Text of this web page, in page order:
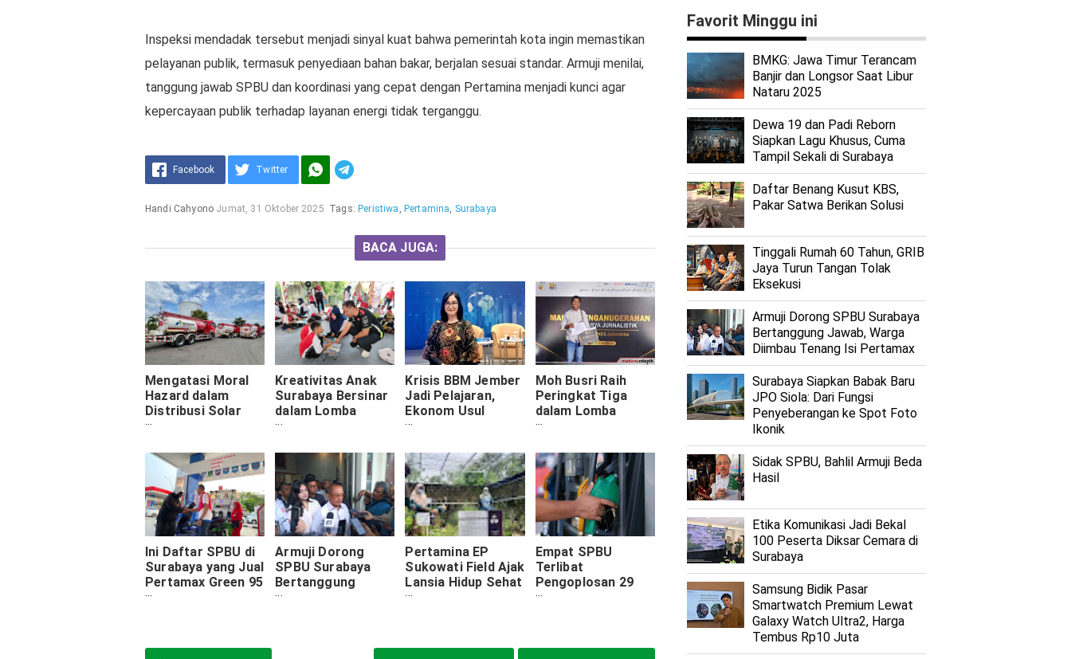
Inspeksi mendadak tersebut menjadi sinyal kuat bahwa pemerintah kota ingin memastikan
pelayanan publik, termasuk penyediaan bahan bakar, berjalan sesuai standar. Armuji menilai,
tanggung jawab SPBU dan koordinasi yang cepat dengan Pertamina menjadi kunci agar
kepercayaan publik terhadap layanan energi tidak terganggu.
Facebook Twitter
Handi Cahyono Jumat, 31 Oktober 2025 Tags: Peristiwa , Pertamina, Surabaya
BACA JUGA:
Mengatasi Moral
Hazard dalam
Distribusi Solar
Subsidi Nelayan
Kreativitas Anak
Surabaya Bersinar
dalam Lomba
Mewarnai MotoGP,
Nonton Langsung
ke Mandalika
Krisis BBM Jember
Jadi Pelajaran,
Ekonom Usul
Distribusi Kereta
Moh Busri Raih
Peringkat Tiga
dalam Lomba
Jurnalistik SKK
Ini Daftar SPBU di
Surabaya yang Jual
Pertamax Green 95
dari Pertamina
Armuji Dorong
SPBU Surabaya
Bertanggung
Jawab, Warga
Pertamina EP
Sukowati Field Ajak
Lansia Hidup Sehat
dengan Bertanam
Empat SPBU
Terlibat
Pengoplosan 29
Ribu Liter
Favorit Minggu ini
BMKG: Jawa Timur Terancam
Banjir dan Longsor Saat Libur
Nataru 2025
Dewa 19 dan Padi Reborn
Siapkan Lagu Khusus, Cuma
Tampil Sekali di Surabaya
Daftar Benang Kusut KBS,
Pakar Satwa Berikan Solusi
Tinggali Rumah 60 Tahun, GRIB
Jaya Turun Tangan Tolak
Eksekusi
Armuji Dorong SPBU Surabaya
Bertanggung Jawab, Warga
Diimbau Tenang Isi Pertamax
Surabaya Siapkan Babak Baru
JPO Siola: Dari Fungsi
Penyeberangan ke Spot Foto
Ikonik
Sidak SPBU, Bahlil Armuji Beda
Hasil
Etika Komunikasi Jadi Bekal
100 Peserta Diksar Cemara di
Surabaya
Samsung Bidik Pasar
Smartwatch Premium Lewat
Galaxy Watch Ultra2, Harga
Tembus Rp10 Juta